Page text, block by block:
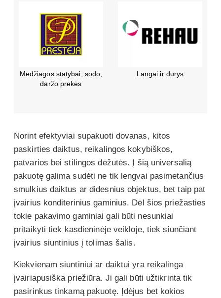
Oficialus “Forbuild”,
“Conecto”, “Kraso” ir
Praturtinti šiuolaikinį
Norint efektyviai supakuoti dovanas, kitos
paskirties daiktus, reikalingos kokybiškos,
patvarios bei stilingos dėžutės. Į šią universalią
pakuotę galima sudėti ne tik lengvai pasimetančius
smulkius daiktus ar didesnius objektus, bet taip pat
įvairius konditerinius gaminius. Dėl šios priežasties
tokie pakavimo gaminiai gali būti nesunkiai
pritaikyti tiek kasdieninėje veikloje, tiek siunčiant
įvairius siuntinius į tolimas šalis.
Kiekvienam siuntiniui ar daiktui yra reikalinga
įvairiapusiška priežiūra. Ji gali būti užtikrinta tik
pasirinkus tinkamą pakuotę. Įdėjus bet kokios